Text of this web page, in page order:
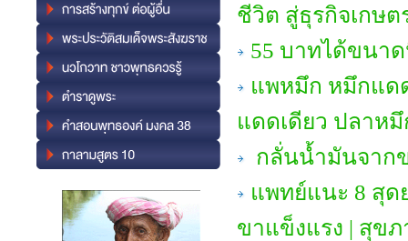
ชีวิต สู่ธุรกิจเกษต
55 บาทได้ขนา
แพหมึก หมึกแด
แดดเดียว ปลาหมึ
กลั่นน้ำมันจาก
แพทย์แนะ 8 สุด
ขาแข็งแรง | สุขภ